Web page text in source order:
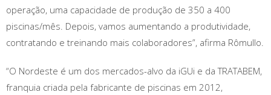
operação, uma capacidade de produção de 350 a 400
piscinas/mês. Depois, vamos aumentando a produtividade,
contratando e treinando mais colaboradores”, afirma Rômullo.
“O Nordeste é um dos mercados-alvo da iGUi e da TRATABEM,
franquia criada pela fabricante de piscinas em 2012,